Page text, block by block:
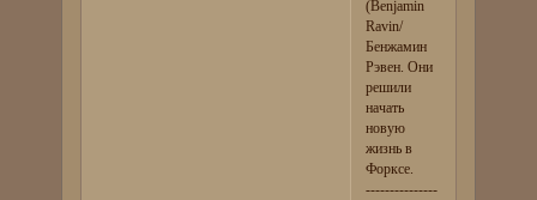
(Benjamin
Ravin/
Бенжамин
Рэвен. Они
решили
начать
новую
жизнь в
Форксе.
---------------